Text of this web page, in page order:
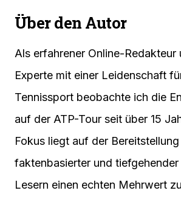
Über den Autor
Als erfahrener Online-Redakteur
Experte mit einer Leidenschaft
Tennissport beobachte ich die
auf der ATP-Tour seit über 15
Fokus liegt auf der Bereitstellung
faktenbasierter und tiefgehender
Lesern einen echten Mehrwert